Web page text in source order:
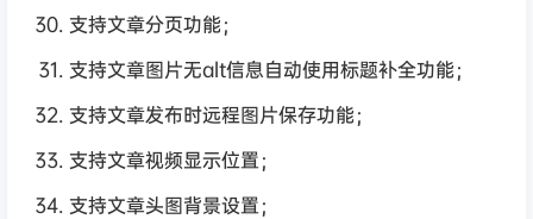
支持文章分页功能；
支持文章图片无alt信息自动使用标题补全功能；
支持文章发布时远程图片保存功能；
支持文章视频显示位置；
支持文章头图背景设置；